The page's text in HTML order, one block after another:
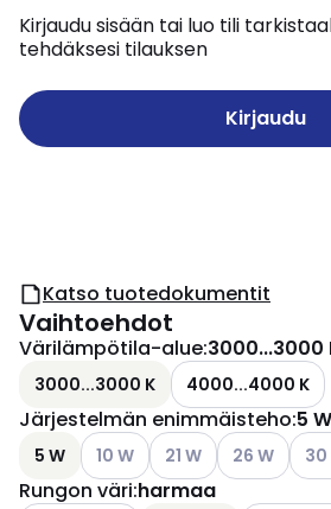
Kirjaudu sisään tai luo tili
tehdäksesi tilauksen
Kirjaudu
Katso tuotedokumentit
Vaihtoehdot
Värilämpötila-alue:3000...3000
3000...3000 K 4000...4000 K
Järjestelmän enimmäisteho:5 W
5 W Katso käytettävissä olevat
10 W Katso käytettävissä
21 W Katso
26 W 30
Rungon väri:harmaa